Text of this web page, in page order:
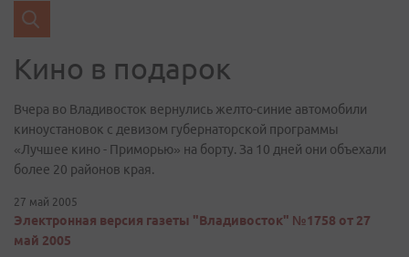
Кино в подарок
Вчера во Владивосток вернулись желто-синие автомобили
киноустановок с девизом губернаторской программы
«Лучшее кино - Приморью» на борту. За 10 дней они объехали
более 20 районов края.
27 май 2005
Электронная версия газеты "Владивосток" №1758 от 27
май 2005